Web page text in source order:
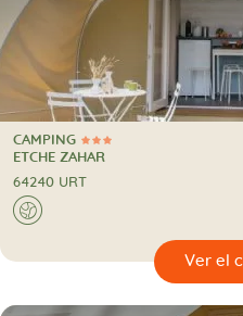
3 Estrellas
CAMPING
CAMPING
ETCHE ZAHAR
64240 URT
🌍
🔍